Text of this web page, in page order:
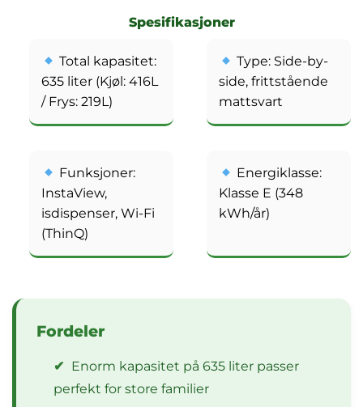
Spesifikasjoner
Total kapasitet:
635 liter (Kjøl: 416L
/ Frys: 219L)
Type: Side-by-
side, frittstående
mattsvart
Funksjoner:
InstaView,
isdispenser, Wi-Fi
(ThinQ)
Energiklasse:
Klasse E (348
kWh/år)
Fordeler
✔ Enorm kapasitet på 635 liter passer
perfekt for store familier